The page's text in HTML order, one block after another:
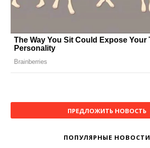
ПРЕДЛОЖИТЬ НОВОСТЬ
ПОПУЛЯРНЫЕ НОВОСТИ